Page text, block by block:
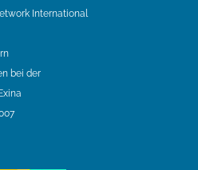
International
bei der